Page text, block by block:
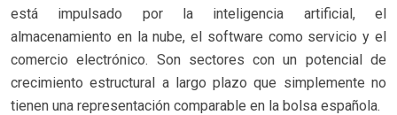
está impulsado por la inteligencia artificial, el
almacenamiento en la nube, el software como servicio y el
comercio electrónico. Son sectores con un potencial de
crecimiento estructural a largo plazo que simplemente no
tienen una representación comparable en la bolsa española.